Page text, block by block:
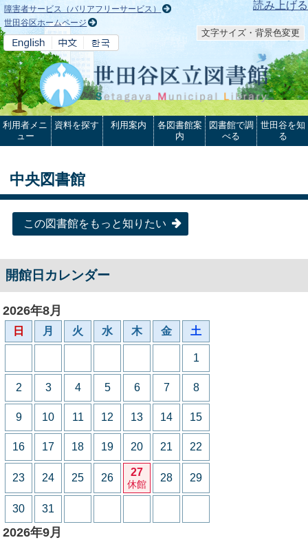
本文へ 読み上げる
障害者サービス（バリアフリーサービス）
世田谷区ホームページ
文字サイズ・背景色変更
利用者メニ
ュー
資料を探す 利用案内
各図書館案
内
図書館で調
べる
世田谷を知
る
中央図書館
この図書館をもっと知りたい
開館日カレンダー
2026年8月
日 月 火 水 木 金 土
1
2 3 4 5 6 7 8
9 10 11 12 13 14 15
16 17 18 19 20 21 22
23 24 25 26 27
休館
28 29
30 31
2026年9月